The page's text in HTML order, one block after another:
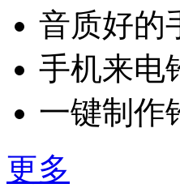
音质好的
手机来电
一键制作
更多